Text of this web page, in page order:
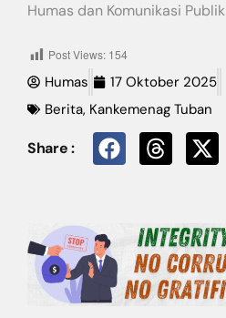
Humas dan Komunikasi Publik
Post Views: 154
Humas
17 Oktober 2025
Berita, Kankemenag Tuban
Share :